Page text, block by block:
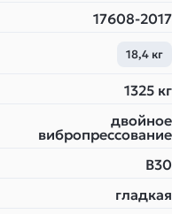
17608-2017
18,4 кг
1325 кг
двойное
вибропрессование
B30
гладкая